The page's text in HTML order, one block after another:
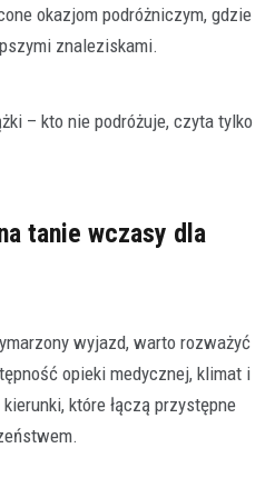
okazjom podróżniczym, gdzie
znaleziskami.
– kto nie podróżuje, czyta tylko
tanie wczasy dla
wyjazd, warto rozważyć
opieki medycznej, klimat i
które łączą przystępne